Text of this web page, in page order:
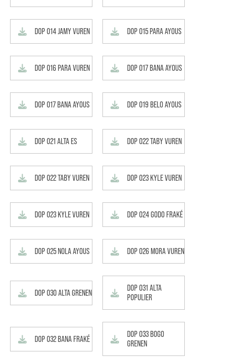
DOP 014 JAMY VUREN DOP 015 PARA AYOUS
DOP 016 PARA VUREN DOP 017 BANA AYOUS
DOP 017 BANA AYOUS DOP 019 BELO AYOUS
DOP 021 ALTA ES DOP 022 TABY VUREN
DOP 022 TABY VUREN DOP 023 KYLE VUREN
DOP 023 KYLE VUREN DOP 024 GODO FRAKÉ
DOP 025 NOLA AYOUS DOP 026 MORA VUREN
DOP 030 ALTA GRENEN
DOP 031 ALTA
POPULIER
DOP 032 BANA FRAKÉ
DOP 033 BOGO
GRENEN